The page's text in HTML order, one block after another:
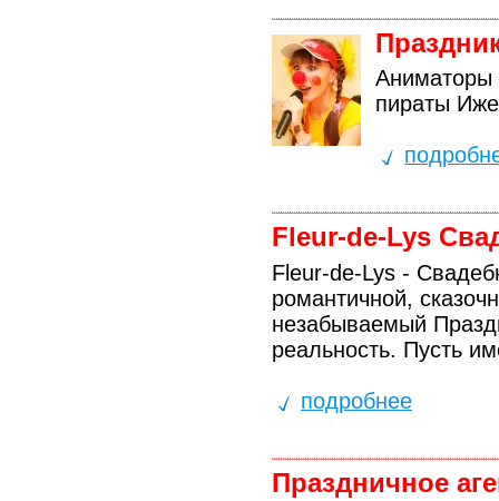
Аниматоры
пираты
Fleur-de-Lys
Fleur-de-Lys -
романтичной,
незабываемый
реальность. Пусть
подробнее
Праздничное